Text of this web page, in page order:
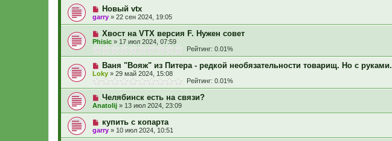
Новый vtx
garry » 22 сен 2024, 19:05
Хвост на VTX версия F. Нужен совет
Phisic » 17 июл 2024, 07:59
Рейтинг: 0.01%
Ваня "Вояж" из Питера - редкой необязательности товарищ. Но с руками.
Loky » 29 май 2024, 15:08
Рейтинг: 0.01%
Челябинск есть на связи?
Anatolij » 13 июл 2024, 23:09
купить с копарта
garry » 10 июл 2024, 10:51